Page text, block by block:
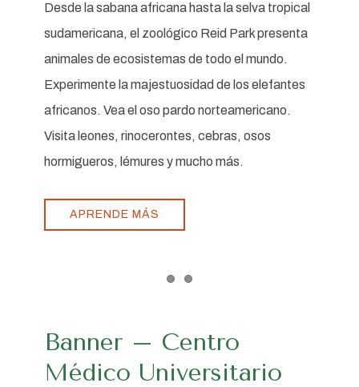
Desde la sabana africana hasta la selva tropical
sudamericana, el zoológico Reid Park presenta
animales de ecosistemas de todo el mundo.
Experimente la majestuosidad de los elefantes
africanos. Vea el oso pardo norteamericano.
Visita leones, rinocerontes, cebras, osos
hormigueros, lémures y mucho más.
APRENDE MÁS
Banner – Centro
Médico Universitario